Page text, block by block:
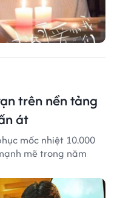
trên nền tảng
át
mốc nhiệt 10.000
mẽ trong năm